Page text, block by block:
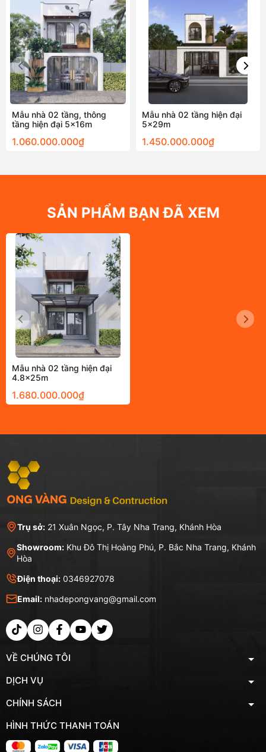
Mẫu nhà 02 tầng, thông
tầng hiện đại 5x16m
1.060.000.000₫
Mẫu nhà 02 tầng hiện đại
5x29m
1.450.000.000₫
SẢN PHẨM BẠN ĐÃ XEM
Mẫu nhà 02 tầng hiện đại
4.8x25m
1.680.000.000₫
Trụ sở: 21 Xuân Ngọc, P. Tây Nha Trang, Khánh Hòa
Showroom:Khu Đô Thị Hoàng Phú, P. Bắc Nha Trang, Khánh
Hòa
Điện thoại: 0346927078
Email: nhadepongvang@gmail.com
VỀ CHÚNG TÔI
DỊCH VỤ
CHÍNH SÁCH
HÌNH THỨC THANH TOÁN